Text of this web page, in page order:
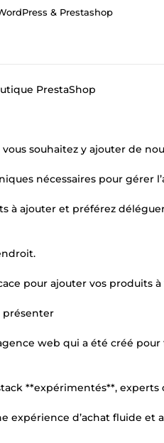
& Prestashop
PrestaShop
souhaitez y ajouter de
nécessaires pour gérer
à ajouter et préférez
pour ajouter vos produits
présenter
web qui a été créé
**expérimentés**, experts
expérience d’achat fluide